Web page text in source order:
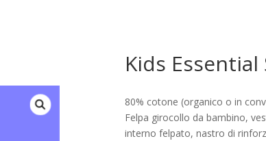
Kids
80% cotone (organico o in
Felpa girocollo da bambino,
interno felpato, nastro di